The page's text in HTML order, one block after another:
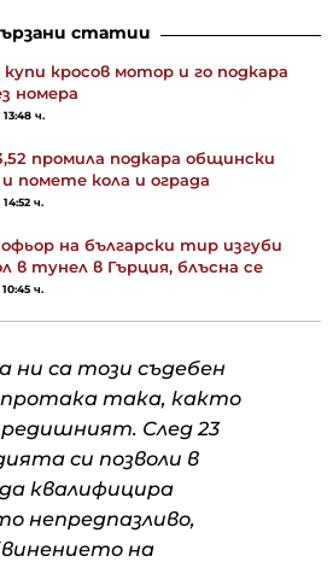
статии
кросов мотор и го подкара
номера
13:48 ч.
промила подкара общински
помете кола и ограда
ч.
на български тир изгуби
в тунел в Гърция, блъсна се
ч.
ни са този съдебен
така, както
След 23
си позволи в
квалифицира
непредпазливо,
на